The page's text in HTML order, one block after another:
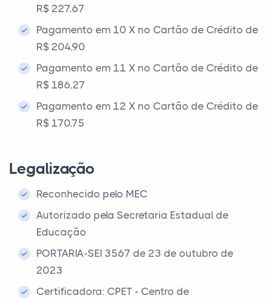
R$ 227,67
Pagamento em 10 X no Cartão de Crédito de
R$ 204,90
Pagamento em 11 X no Cartão de Crédito de
R$ 186,27
Pagamento em 12 X no Cartão de Crédito de
R$ 170,75
Legalização
Reconhecido pelo MEC
Autorizado pela Secretaria Estadual de
Educação
PORTARIA-SEI 3567 de 23 de outubro de
2023
Certificadora: CPET - Centro de